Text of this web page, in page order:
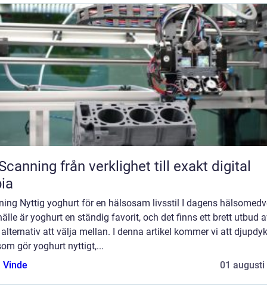
verklighet till exakt digital
Nyttig yoghurt för en hälsosam livsstil I dagens
är yoghurt en ständig favorit, och det finns ett brett utbud
att välja mellan. I denna artikel kommer vi att
gör yoghurt nyttigt,...
Vinde
01 augusti